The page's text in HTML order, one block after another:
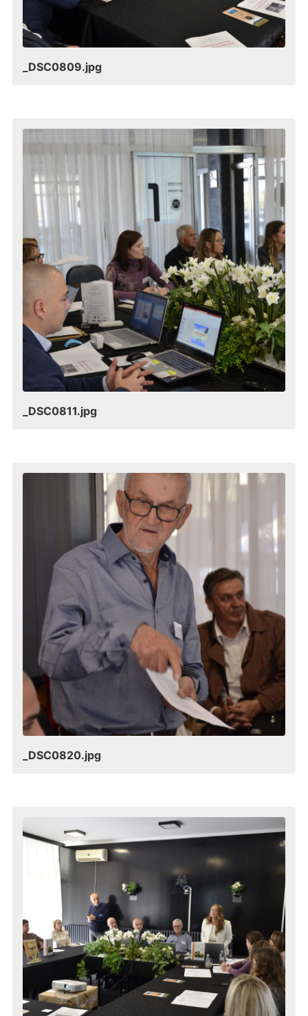
_DSC0809.jpg
_DSC0811.jpg
_DSC0820.jpg